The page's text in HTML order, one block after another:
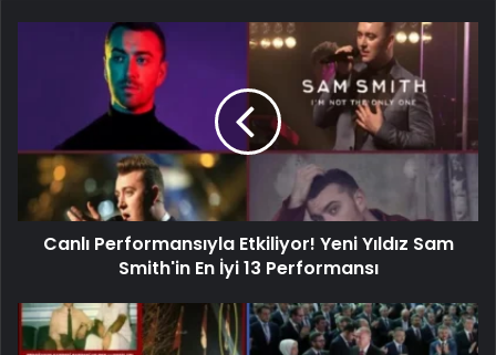
Canlı Performansıyla Etkiliyor! Yeni Yıldız Sam
Smith'in En İyi 13 Performansı